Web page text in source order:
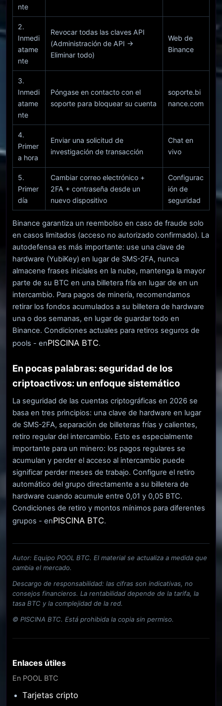
nte
2.
Inmedi
atame
nte
Revocar todas las claves API
(Administración de API ->
Eliminar todo)
Web de
Binance
3.
Inmedi
atame
nte
Póngase en contacto con el
soporte para bloquear su cuenta
soporte.bi
nance.com
4.
Primer
a hora
Enviar una solicitud de
investigación de transacción
Chat en
vivo
5.
Primer
día
Cambiar correo electrónico +
2FA + contraseña desde un
nuevo dispositivo
Configurac
ión de
seguridad
Binance garantiza un reembolso en caso de fraude solo
en casos limitados (acceso no autorizado confirmado). La
autodefensa es más importante: use una clave de
hardware (YubiKey) en lugar de SMS-2FA, nunca
almacene frases iniciales en la nube, mantenga la mayor
parte de su BTC en una billetera fría en lugar de en un
intercambio. Para pagos de minería, recomendamos
retirar los fondos acumulados a su billetera de hardware
una o dos semanas, en lugar de guardar todo en
Binance. Condiciones actuales para retiros seguros de
pools - enPISCINA BTC.
En pocas palabras: seguridad de los
criptoactivos: un enfoque sistemático
La seguridad de las cuentas criptográficas en 2026 se
basa en tres principios: una clave de hardware en lugar
de SMS-2FA, separación de billeteras frías y calientes,
retiro regular del intercambio. Esto es especialmente
importante para un minero: los pagos regulares se
acumulan y perder el acceso al intercambio puede
significar perder meses de trabajo. Configure el retiro
automático del grupo directamente a su billetera de
hardware cuando acumule entre 0,01 y 0,05 BTC.
Condiciones de retiro y montos mínimos para diferentes
grupos - enPISCINA BTC.
Autor: Equipo POOL BTC. El material se actualiza a medida que
cambia el mercado.
Descargo de responsabilidad: las cifras son indicativas, no
consejos financieros. La rentabilidad depende de la tarifa, la
tasa BTC y la complejidad de la red.
© PISCINA BTC. Está prohibida la copia sin permiso.
Enlaces útiles
En POOL BTC
Tarjetas cripto